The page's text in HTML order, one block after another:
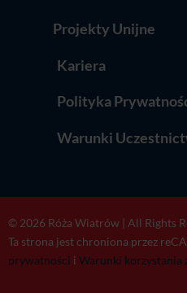
Projekty Unijne
Kariera
Polityka
Warunki
© 2026 Róża Wiatrów | All Rights
Ta strona jest chroniona przez
prywatności i Warunki korzystania